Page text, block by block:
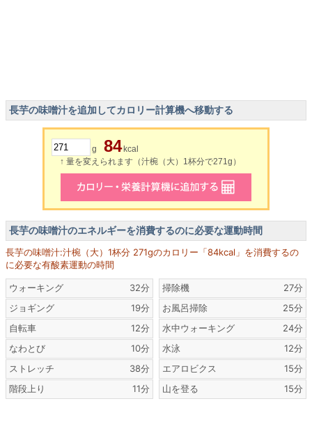
長芋の味噌汁を追加してカロリー計算機へ移動する
g 84 kcal
↑ 量を変えられます（汁椀（大）1杯分で271g）
長芋の味噌汁のエネルギーを消費するのに必要な運動時間
長芋の味噌汁:汁椀（大）1杯分 271gのカロリー「84kcal」を消費するの
に必要な有酸素運動の時間
ウォーキング
32分
ジョギング
19分
自転車
12分
なわとび
10分
ストレッチ
38分
階段上り
11分
掃除機
27分
お風呂掃除
25分
水中ウォーキング
24分
水泳
12分
エアロビクス
15分
山を登る
15分